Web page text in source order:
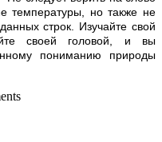
температуры, но также не
строк. Изучайте свой
своей головой, и вы
пониманию природы